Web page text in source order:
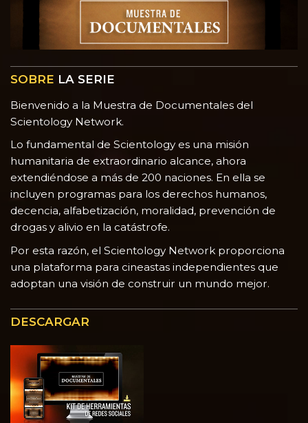
SOBRE LA SERIE
Bienvenido a la Muestra de Documentales del
Scientology Network.
Lo fundamental de Scientology es una misión
humanitaria de extraordinario alcance, ahora
extendiéndose a más de 200 naciones. En ella se
incluyen programas para los derechos humanos,
decencia, alfabetización, moralidad, prevención de
drogas y alivio en la catástrofe.
Por esta razón, el Scientology Network proporciona
una plataforma para cineastas independientes que
adoptan una visión de construir un mundo mejor.
DESCARGAR